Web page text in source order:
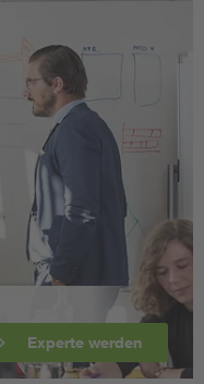
Experte werden